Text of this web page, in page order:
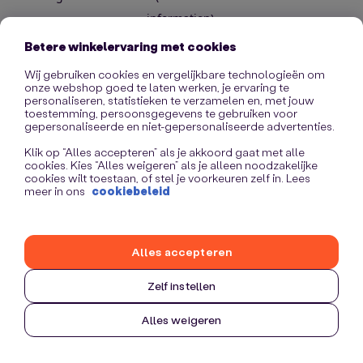
information).
Betere winkelervaring met cookies
Wij gebruiken cookies en vergelijkbare technologieën om
onze webshop goed te laten werken, je ervaring te
personaliseren, statistieken te verzamelen en, met jouw
toestemming, persoonsgegevens te gebruiken voor
gepersonaliseerde en niet-gepersonaliseerde advertenties.
Klik op “Alles accepteren” als je akkoord gaat met alle
cookies. Kies “Alles weigeren” als je alleen noodzakelijke
cookies wilt toestaan, of stel je voorkeuren zelf in. Lees
meer in ons cookiebeleid
Zelf instellen
Alles weigeren
Alles accepteren